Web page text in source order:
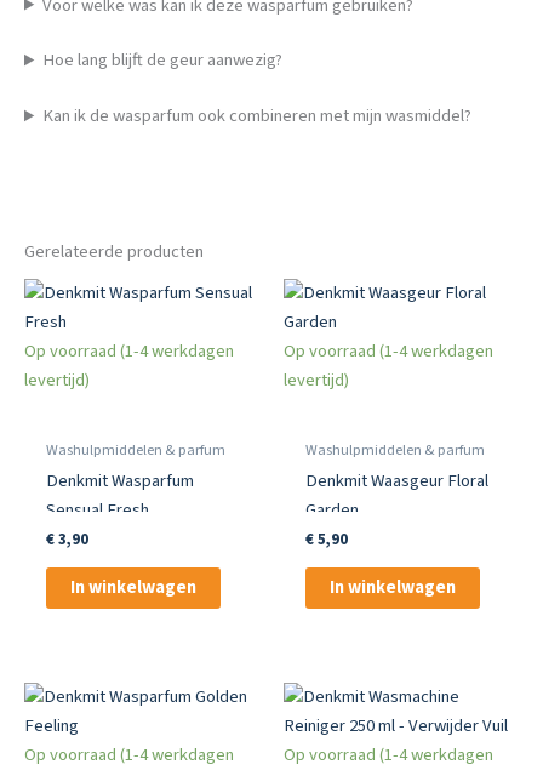
Hoe lang blijft de geur aanwezig?
Kan ik de wasparfum ook combineren met mijn wasmiddel?
Gerelateerde producten
Op voorraad (1-4 werkdagen
levertijd)
Washulpmiddelen & parfum
Denkmit Wasparfum
Sensual Fresh
€3,90
In winkelwagen
Op voorraad (1-4 werkdagen
levertijd)
Washulpmiddelen & parfum
Denkmit Waasgeur Floral
Garden
€5,90
In winkelwagen
Op voorraad (1-4 werkdagen
Op voorraad (1-4 werkdagen